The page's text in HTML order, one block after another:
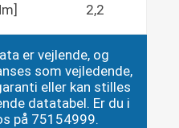
2,2
er vejlende, og
som vejledende,
eller kan stilles
datatabel. Er du i
på 75154999.